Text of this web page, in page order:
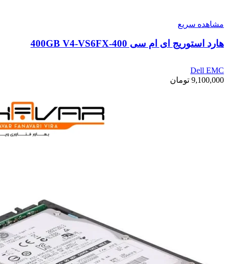
مشاهده سریع
هارد استوریج ای ام سی 400GB V4-VS6FX-400
Dell EMC
9,100,000 تومان